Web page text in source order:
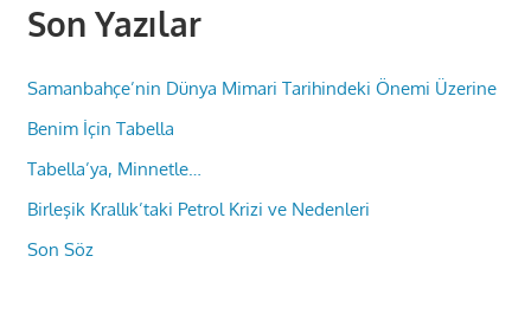
Son Yazılar
Samanbahçe’nin Dünya Mimari Tarihindeki Önemi Üzerine
Benim İçin Tabella
Tabella’ya, Minnetle…
Birleşik Krallık’taki Petrol Krizi ve Nedenleri
Son Söz